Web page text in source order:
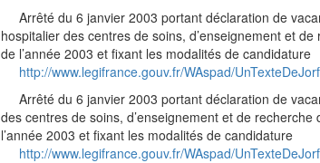
Arrêté du 6 janvier 2003 portant déclaration de
hospitalier des centres de soins, d’enseignement et
de l’année 2003 et fixant les modalités de candidature
http://www.legifrance.gouv.fr/WAspad/
Arrêté du 6 janvier 2003 portant déclaration de
des centres de soins, d’enseignement et de
l’année 2003 et fixant les modalités de candidature
http://www.legifrance.gouv.fr/WAspad/